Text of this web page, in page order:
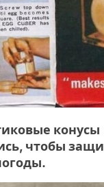
конусы
чтобы